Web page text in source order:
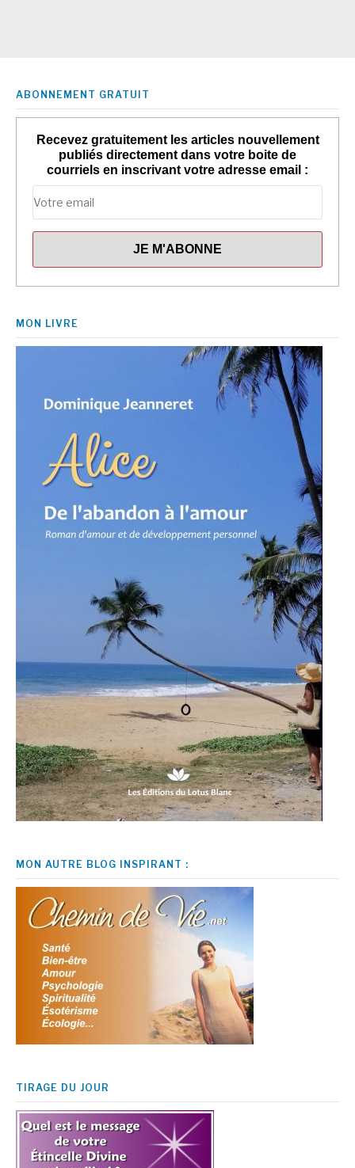
ABONNEMENT GRATUIT
Recevez gratuitement les articles nouvellement
publiés directement dans votre boite de
courriels en inscrivant votre adresse email :
MON LIVRE
MON AUTRE BLOG INSPIRANT :
TIRAGE DU JOUR